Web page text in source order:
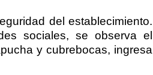
del establecimiento.
sociales, se observa el
y cubrebocas, ingresa